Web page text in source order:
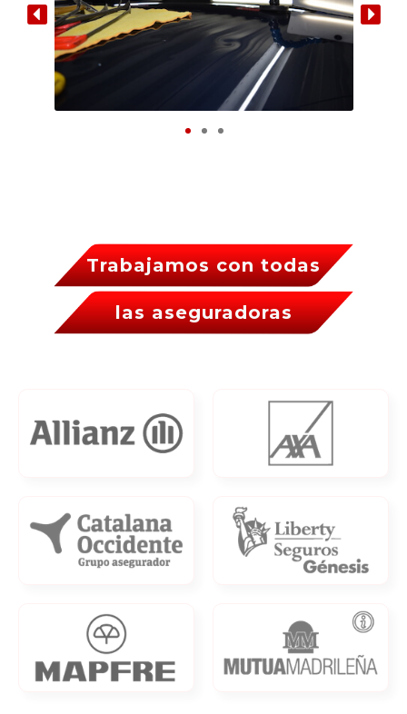
Trabajamos con todas
las aseguradoras